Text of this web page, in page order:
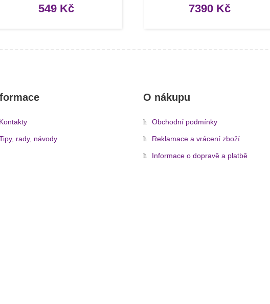
549 Kč 7390 Kč
Kontakty
rady, návody
O nákupu
Obchodní podmínky
Reklamace a vrácení zboží
Informace o dopravě a platbě